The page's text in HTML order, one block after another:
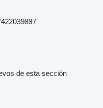
de esta sección